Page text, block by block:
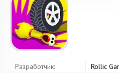
Разработчик:
Rollic